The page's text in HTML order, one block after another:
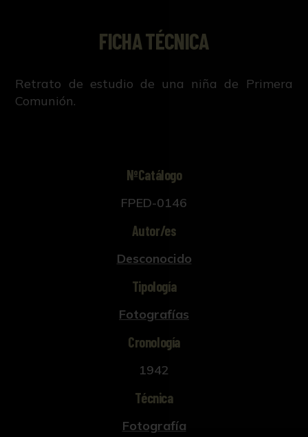
FICHA TÉCNICA
Retrato de estudio de una niña de Primera
Comunión.
NºCatálogo
FPED-0146
Autor/es
Desconocido
Tipología
Fotografías
Cronología
1942
Técnica
Fotografía